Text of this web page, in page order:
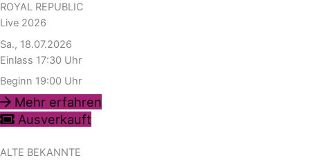
ROYAL REPUBLIC
Live 2026
Sa., 18.07.2026
Einlass 17:30 Uhr
Beginn 19:00 Uhr
Mehr erfahren
Ausverkauft
ALTE BEKANNTE